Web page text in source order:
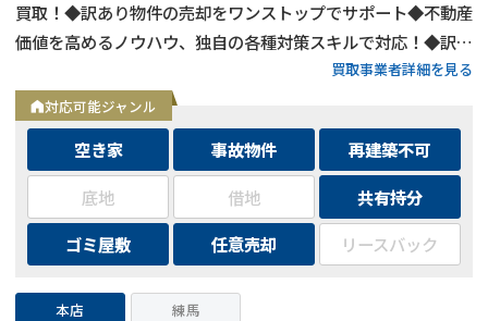
買取！◆訳あり物件の売却をワンストップでサポート◆不動産
価値を高めるノウハウ、独自の各種対策スキルで対応！◆訳あ
買取事業者詳細を見る
対応可能ジャンル
空き家 事故物件
再建築不可
底地
借地
共有持分
ゴミ屋敷
任意売却 リースバック
本店 練馬